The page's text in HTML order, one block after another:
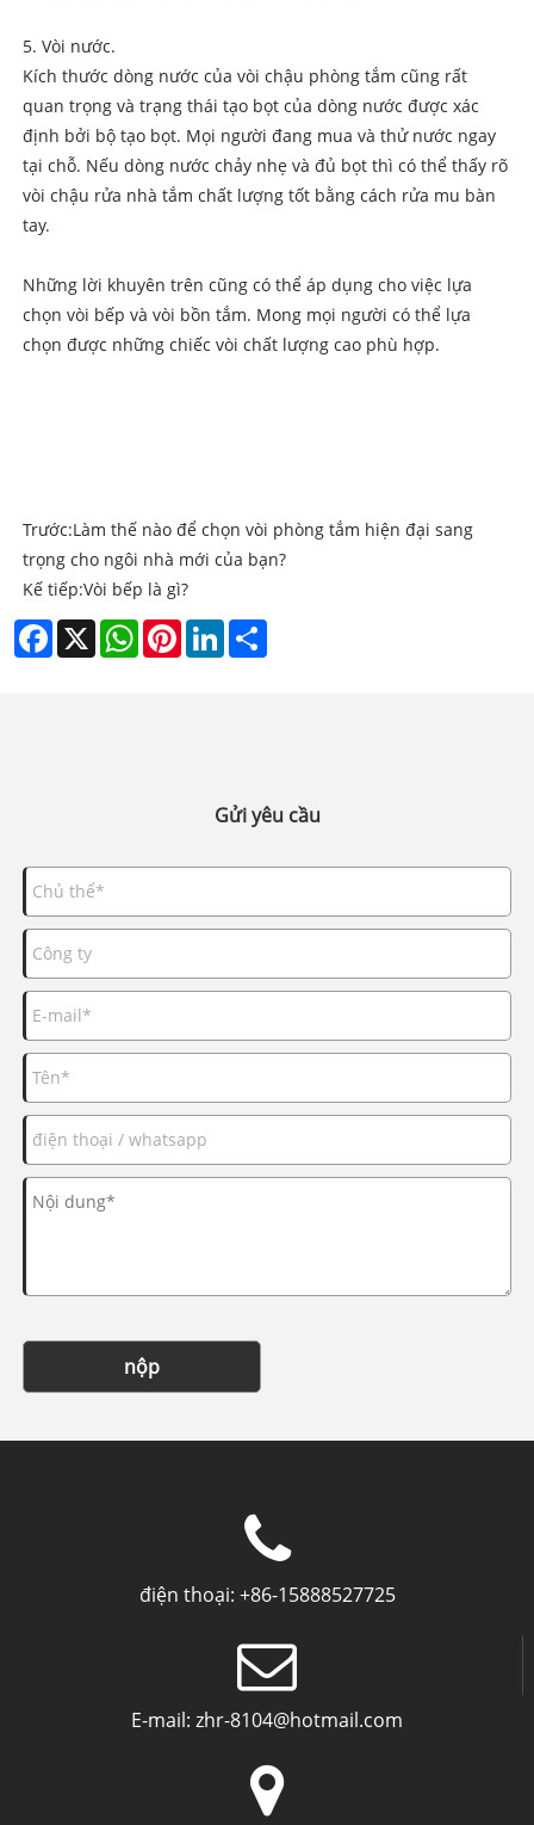
5. Vòi nước.
Kích thước dòng nước của vòi chậu phòng tắm cũng rất
quan trọng và trạng thái tạo bọt của dòng nước được xác
định bởi bộ tạo bọt. Mọi người đang mua và thử nước ngay
tại chỗ. Nếu dòng nước chảy nhẹ và đủ bọt thì có thể thấy rõ
vòi chậu rửa nhà tắm chất lượng tốt bằng cách rửa mu bàn
tay.
Những lời khuyên trên cũng có thể áp dụng cho việc lựa
chọn vòi bếp và vòi bồn tắm. Mong mọi người có thể lựa
chọn được những chiếc vòi chất lượng cao phù hợp.
Trước:Làm thế nào để chọn vòi phòng tắm hiện đại sang
trọng cho ngôi nhà mới của bạn?
Kế tiếp:Vòi bếp là gì?
Facebook
X WhatsAppPinterestLinkedIn
Gửi yêu cầu
nộp
điện thoại: +86-15888527725
E-mail: zhr-8104@hotmail.com